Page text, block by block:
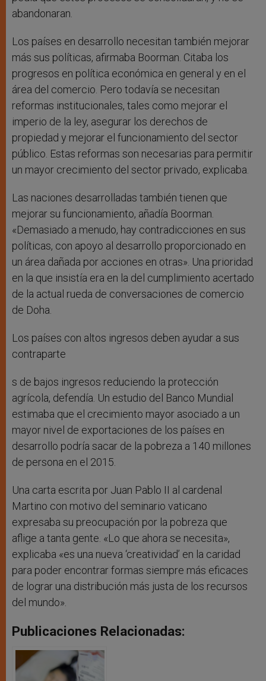
abandonaran.
Los países en desarrollo necesitan también mejorar
más sus políticas, afirmaba Boorman. Citaba los
progresos en política económica en general y en el
área del comercio. Pero todavía se necesitan
reformas institucionales, tales como mejorar el
imperio de la ley, asegurar los derechos de
propiedad y mejorar el funcionamiento del sector
público. Estas reformas son necesarias para permitir
un mayor crecimiento del sector privado, explicaba.
Las naciones desarrolladas también tienen que
mejorar su funcionamiento, añadía Boorman.
«Demasiado a menudo, hay contradicciones en sus
políticas, con apoyo al desarrollo proporcionado en
un área dañada por acciones en otras». Una prioridad
en la que insistía era en la del cumplimiento acertado
de la actual rueda de conversaciones de comercio
de Doha.
Los países con altos ingresos deben ayudar a sus
contraparte
s de bajos ingresos reduciendo la protección
agrícola, defendía. Un estudio del Banco Mundial
estimaba que el crecimiento mayor asociado a un
mayor nivel de exportaciones de los países en
desarrollo podría sacar de la pobreza a 140 millones
de persona en el 2015.
Una carta escrita por Juan Pablo II al cardenal
Martino con motivo del seminario vaticano
expresaba su preocupación por la pobreza que
aflige a tanta gente. «Lo que ahora se necesita»,
explicaba «es una nueva ‘creatividad’ en la caridad
para poder encontrar formas siempre más eficaces
de lograr una distribución más justa de los recursos
del mundo».
Publicaciones Relacionadas: